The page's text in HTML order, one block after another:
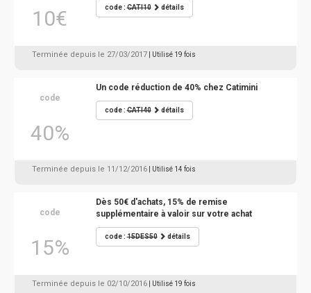
10€ code :CATI10 détails
Terminée depuis le 27/03/2017 | Utilisé 19 fois
code
40%
Un code réduction de 40% chez Catimini
code :CATI40 détails
Terminée depuis le 11/12/2016 | Utilisé 14 fois
code
15%
Dès 50€ d'achats, 15% de remise
supplémentaire à valoir sur votre achat
code :15DES50 détails
Terminée depuis le 02/10/2016 | Utilisé 19 fois